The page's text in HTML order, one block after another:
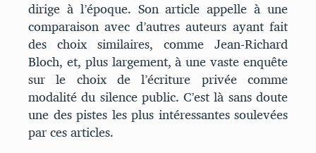
dirige à l’époque. Son article appelle à une
comparaison avec d’autres auteurs ayant fait
des choix similaires, comme Jean-Richard
Bloch, et, plus largement, à une vaste enquête
sur le choix de l’écriture privée comme
modalité du silence public. C’est là sans doute
une des pistes les plus intéressantes soulevées
par ces articles.